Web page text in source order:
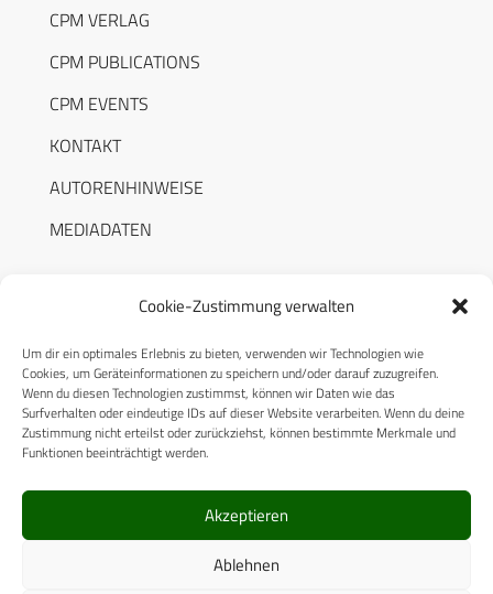
Cookie-Zustimmung verwalten
Um dir ein optimales Erlebnis zu bieten, verwenden wir Technologien wie
Cookies, um Geräteinformationen zu speichern und/oder darauf zuzugreifen.
Wenn du diesen Technologien zustimmst, können wir Daten wie das
Surfverhalten oder eindeutige IDs auf dieser Website verarbeiten. Wenn du deine
Zustimmung nicht erteilst oder zurückziehst, können bestimmte Merkmale und
Funktionen beeinträchtigt werden.
Akzeptieren
Ablehnen
CPM VERLAG
CPM PUBLICATIONS
CPM EVENTS
KONTAKT
AUTORENHINWEISE
MEDIADATEN
RECHTLICHES
Datenschutzerklärung
Cookie-Richtlinie (EU)